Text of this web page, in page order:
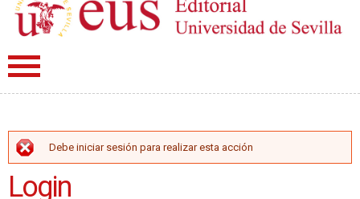
MENSAJE DE ERROR
Debe iniciar sesión para realizar esta acción
Login